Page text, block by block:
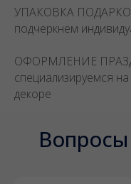
УПАКОВКА
подчеркнем
ОФОРМЛЕНИЕ
специализируемся
декоре